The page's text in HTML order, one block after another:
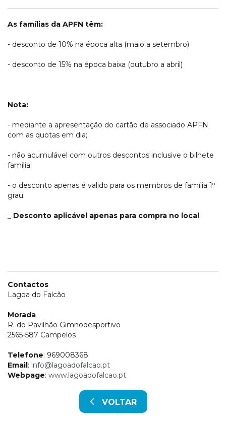
As famílias da APFN têm:
- desconto de 10% na época alta (maio a setembro)
- desconto de 15% na época baixa (outubro a abril)
Nota:
- mediante a apresentação do cartão de associado APFN
com as quotas em dia;
- não acumulável com outros descontos inclusive o bilhete
família;
- o desconto apenas é valido para os membros de família 1º
grau.
Desconto aplicável apenas para compra no local
Contactos
Lagoa do Falcão
Morada
R. do Pavilhão Gimnodesportivo
2565-587 Campelos
Telefone: 969008368
Email: info@lagoadofalcao.pt
Webpage: www.lagoadofalcao.pt
VOLTAR